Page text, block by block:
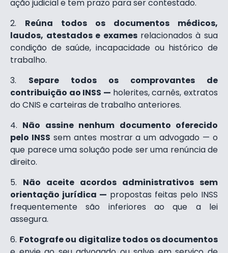
ação judicial e tem prazo para ser contestado.
Reúna todos os documentos médicos,
laudos, atestados e exames relacionados à sua
condição de saúde, incapacidade ou histórico de
trabalho.
Separe todos os comprovantes de
contribuição ao INSS — holerites, carnês, extratos
do CNIS e carteiras de trabalho anteriores.
Não assine nenhum documento oferecido
pelo INSS sem antes mostrar a um advogado — o
que parece uma solução pode ser uma renúncia de
direito.
Não aceite acordos administrativos sem
orientação jurídica — propostas feitas pelo INSS
frequentemente são inferiores ao que a lei
assegura.
Fotografe ou digitalize todos os documentos